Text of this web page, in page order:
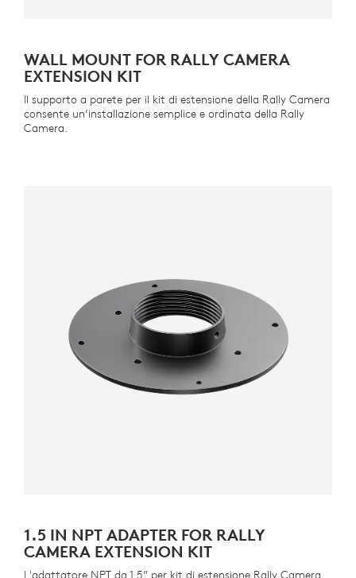
WALL MOUNT FOR RALLY CAMERA
EXTENSION KIT
Il supporto a parete per il kit di estensione della Rally Camera
consente un’installazione semplice e ordinata della Rally
Camera.
1.5 IN NPT ADAPTER FOR RALLY
CAMERA EXTENSION KIT
L'adattatore NPT da 1,5” per kit di estensione Rally Camera